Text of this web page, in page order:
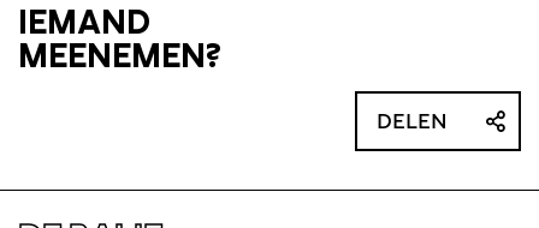
IEMAND
MEENEMEN?
DELEN